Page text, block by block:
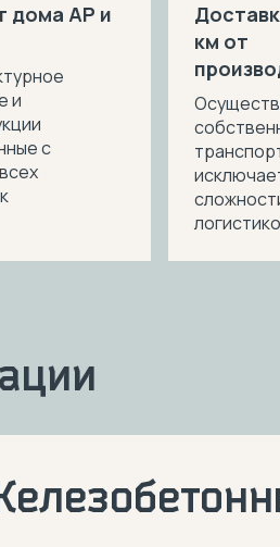
дома АР и
и
с
км от